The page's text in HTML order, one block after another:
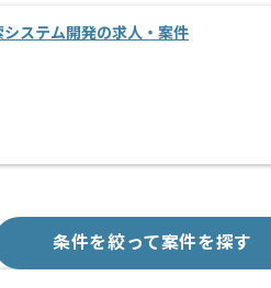
システム開発の求人・案件
条件を絞って案件を探す